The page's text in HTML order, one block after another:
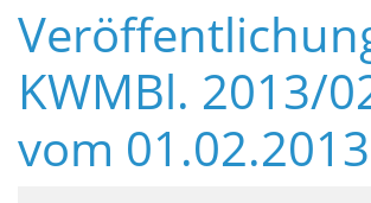
KWMBl. 2013/
vom 01.02.2013